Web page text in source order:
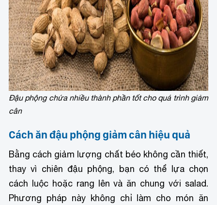
Đậu phộng chứa nhiều thành phần tốt cho quá trình giảm
cân
Cách ăn đậu phộng giảm cân hiệu quả
Bằng cách giảm lượng chất béo không cần thiết,
thay vì chiên đậu phộng, bạn có thể lựa chọn
cách luộc hoặc rang lên và ăn chung với salad.
Phương pháp này không chỉ làm cho món ăn